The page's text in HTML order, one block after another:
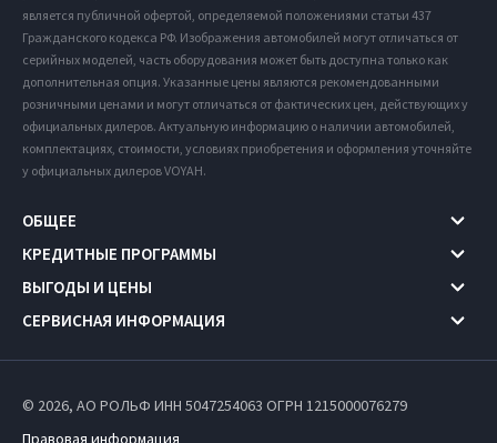
является публичной офертой, определяемой положениями статьи 437
Гражданского кодекса РФ. Изображения автомобилей могут отличаться от
серийных моделей, часть оборудования может быть доступна только как
дополнительная опция. Указанные цены являются рекомендованными
розничными ценами и могут отличаться от фактических цен, действующих у
официальных дилеров. Актуальную информацию о наличии автомобилей,
комплектациях, стоимости, условиях приобретения и оформления уточняйте
у официальных дилеров VOYAH.
ОБЩЕЕ
КРЕДИТНЫЕ ПРОГРАММЫ
ВЫГОДЫ И ЦЕНЫ
СЕРВИСНАЯ ИНФОРМАЦИЯ
© 2026, АО РОЛЬФ ИНН 5047254063 ОГРН 1215000076279
Правовая информация